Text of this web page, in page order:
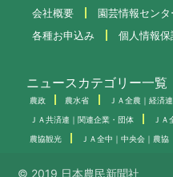
会社概要 園芸情報センタ
各種お申込み
個人情報
ニュースカテゴリー一覧
農政 農水省 ＪＡ全農｜経済
ＪＡ共済連｜関連企業・団体 Ｊ
農協観光 ＪＡ全中｜中央会｜農協
© 2019 日本農民新聞社